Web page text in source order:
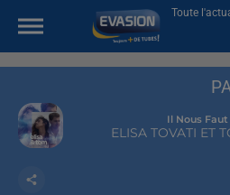
Toute
Il Nous Faut
ELISA TOVATI ET